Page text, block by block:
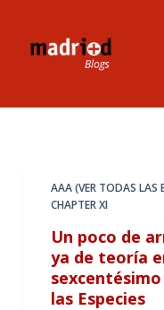
a
AAA (VER TODAS LAS
CHAPTER XI
Un poco de
ya de teoría
las Especies